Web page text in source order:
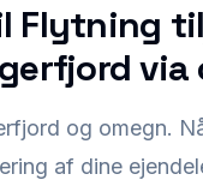
Flytning
via
og omegn.
af dine